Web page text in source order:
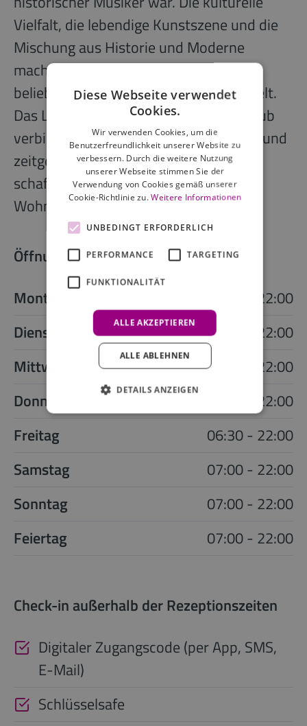
Vielfalt, die lebendige Kunstszene und die
Mischung aus Historie und Moderne
machen die sächsische Stadt zu einem
beliebten Ziel für Reisende aus aller Welt.
Das Leipzig Townhouse – Vagabond Club
verbindet traditionelle Architektur, Stil und
zeitgemäßen Komfort miteinander und
schafft damit ein unverwechselbares
Wohnerlebnis im Herzen der Stadt.
Öffnungszeiten der Rezeption
Montag
06:30 - 22:00
Dienstag
06:30 - 22:00
Mittwoch
06:30 - 22:00
Donnerstag
06:30 - 22:00
Freitag
06:30 - 22:00
Samstag
07:00 - 22:00
Sonntag
07:00 - 22:00
Feiertag
07:00 - 22:00
Check-in außerhalb der Rezeptionszeiten
Digitaler Zugangscode (per App, SMS,
E-Mail)
Schlüsselsafe
Diese Webseite verwendet
Cookies.
Wir verwenden Cookies, um die
Benutzerfreundlichkeit unserer Website zu
verbessern. Durch die weitere Nutzung
unserer Webseite stimmen Sie der
Verwendung von Cookies gemäß unserer
Cookie-Richtlinie zu.Weitere Informationen
UNBEDINGT ERFORDERLICH
PERFORMANCE TARGETING
FUNKTIONALITÄT
ALLE AKZEPTIEREN
ALLE ABLEHNEN
DETAILS ANZEIGEN